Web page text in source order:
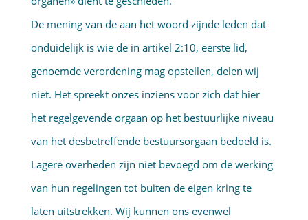
De mening van de aan het woord zijnde leden dat
onduidelijk is wie de in artikel 2:10, eerste lid,
genoemde verordening mag opstellen, delen wij
niet. Het spreekt onzes inziens voor zich dat hier
het regelgevende orgaan op het bestuurlijke niveau
van het desbetreffende bestuursorgaan bedoeld is.
Lagere overheden zijn niet bevoegd om de werking
van hun regelingen tot buiten de eigen kring te
laten uitstrekken. Wij kunnen ons evenwel